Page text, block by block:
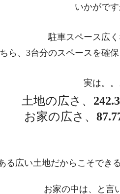
いかがです
駐車スペース広
ら、3台分のスペースを確
実は。。
土地の広さ、
お家の広さ、
る広い土地だからこそでき
お家の中は、と言